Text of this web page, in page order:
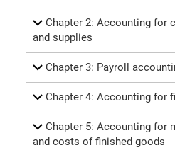
Chapter 2: Accounting for
and supplies
Chapter 3: Payroll
Chapter 4: Accounting for
Chapter 5: Accounting for
and costs of finished goods